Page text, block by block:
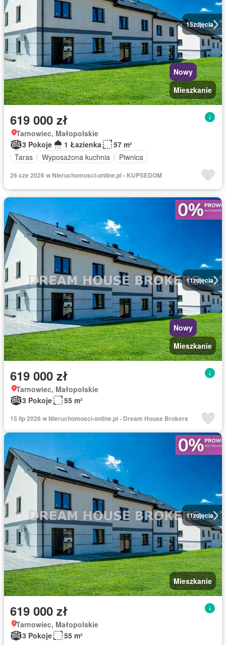
15zdjęcia
Nowy
Mieszkanie
619 000 zł
Tarnowiec, Małopolskie
3 Pokoje
1 Łazienka
57 m²
Taras
Wyposażona kuchnia Piwnica
26 cze 2026 w Nieruchomosci-online.pl - KUPSEDOM
11zdjęcia
Nowy
Mieszkanie
619 000 zł
Tarnowiec, Małopolskie
3 Pokoje
55 m²
15 lip 2026 w Nieruchomosci-online.pl - Dream House Brokers
11zdjęcia
Mieszkanie
619 000 zł
Tarnowiec, Małopolskie
3 Pokoje
55 m²